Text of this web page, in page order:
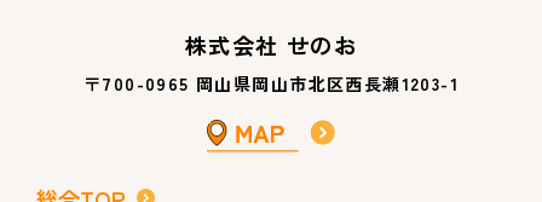
株式会社 せのお
〒700-0965 岡山県岡山市北区西長瀬1203-1